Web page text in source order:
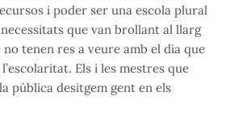
i poder ser una escola plural
que van brollant al llarg
tenen res a veure amb el dia que
Els i les mestres que
pública desitgem gent en els